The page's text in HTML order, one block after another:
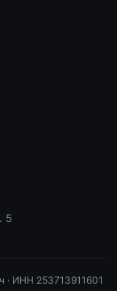
5
· ИНН 253713911601